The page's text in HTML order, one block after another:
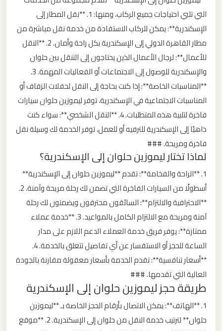
التي تلبي احتياجات جميع الركاب، ومنها: 1. **نقل المطار إلى
الإسكندرية**: يمكن للركاب الاستفادة من خدمة نقل مباشرة من
مطار القاهرة الدولي إلى الإسكندرية بكل راحة وأمان. 2. **النقل
للأعمال**: لرجال الأعمال الذين يحتاجون إلى التنقل بين حلوان
والإسكندرية للوصول إلى الاجتماعات أو الفعاليات المهمة. 3.
**المناسبات الخاصة**: إذا كنت بحاجة إلى النقل لحفلات الزفاف أو
المناسبات الاجتماعية في الإسكندرية، توفر ليموزين حلوان سيارات
فاخرة لتلبية هذه المتطلبات. 4. **النقل الشخصي**: سواء كنت
ذاهبًا إلى الإسكندرية للترفيه أو للعمل، توفر الخدمة لك وسيلة نقل
فاخرة ومريحة. ###
لماذا تختار ليموزين حلوان إلى الإسكندرية؟
1. **الراحة والفخامة**: تقدم **ليموزين حلوان إلى الإسكندرية**
أسطولًا من السيارات الفاخرة التي تضمن لك رحلة مريحة وآمنة. 2.
**الاحترافية والالتزام**: السائقون محترفون ويضمنون لك رحلة
آمنة ومريحة مع الالتزام الكامل بالمواعيد. 3. **خدمة عملاء
ممتازة**: يوفر فريق خدمة العملاء الدعم اللازم على مدار
الساعة للحجز أو الاستفسار عن أي تفاصيل تتعلق بالخدمة. 4.
**أسعار تنافسية**: تقدم الخدمة بأسعار معقولة مقارنة بالجودة
العالية التي تقدمها. ###
طريقة حجز ليموزين حلوان إلى الإسكندرية
1. **الهاتف**: يمكن الاتصال بأرقام الحجز الخاصة بـ **ليموزين
حلوان** لترتيب خدمة النقل من حلوان إلى الإسكندرية. 2. **موقع
مطار
العرب
الساحل
الشمالي
ليموزين
مطار
العرب
القاهرة
ليموزين
مطار
العرب
ليموزين